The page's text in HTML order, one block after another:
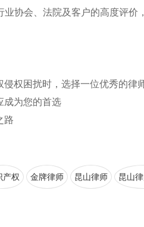
协会、法院及客户的高度评价
权困扰时，选择一位优秀的律
成为您的首选
路
产权 金牌律师 昆山律师 昆山